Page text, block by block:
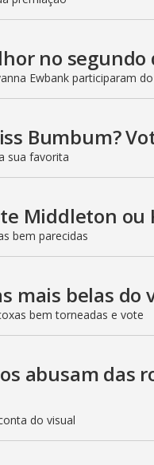
no segundo
Ewbank participaram
Bumbum?
sua favorita
Middleton ou
bem parecidas
mais belas do
bem torneadas e vote
abusam das
do visual